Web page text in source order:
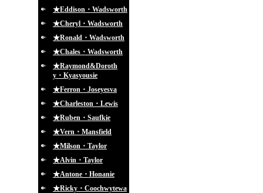
★Eddison・Wadsworth
★Cheryl・Wadsworth
★Ronald・Wadsworth
★Chales・Wadsworth
★Raymond&Doroth
y・Kyasyousie
★Ferron・Joseyesva
★Charleston・Lewis
★Ruben・Saufkie
★Vern・Mansfield
★Milson・Taylor
★Alvin・Taylor
★Antone・Honanie
★Ricky・Coochwytewa